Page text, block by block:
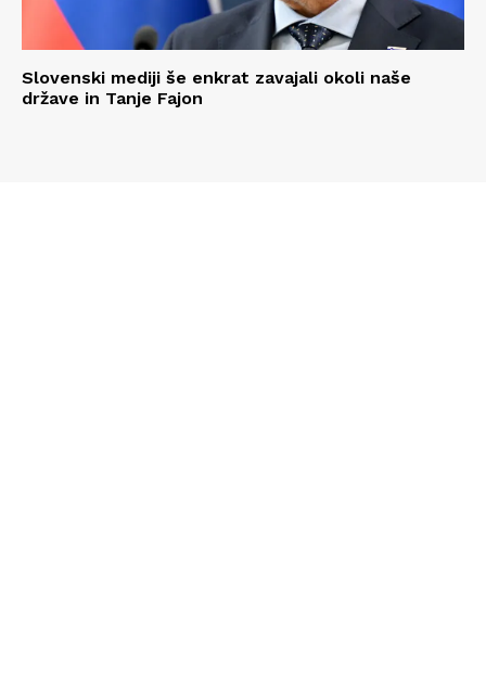
Slovenski mediji še enkrat zavajali okoli naše
države in Tanje Fajon